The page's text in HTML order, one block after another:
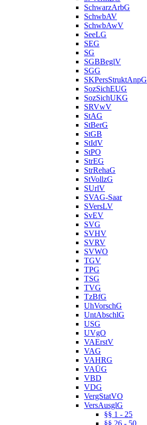
SchwarzArbG
SchwbAV
SchwbAwV
SeeLG
SEG
SG
SGBBeglV
SGG
SKPersStruktAnpG
SozSichEUG
SozSichUKG
SRVwV
StAG
StBerG
StGB
StIdV
StPO
StrEG
StrRehaG
StVollzG
SUrlV
SVAG-Saar
SVersLV
SvEV
SVG
SVHV
SVRV
SVWO
TGV
TPG
TSG
TVG
TzBfG
UhVorschG
UntAbschlG
USG
UVgO
VAErstV
VAG
VAHRG
VAÜG
VBD
VDG
VergStatVO
VersAusglG
§§ 1 - 25
§§ 26 - 50